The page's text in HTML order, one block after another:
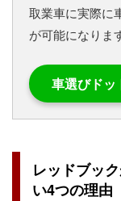
取業車に実際に
が可能になりま
車選びドッ
レッドブッ
い4つの理由